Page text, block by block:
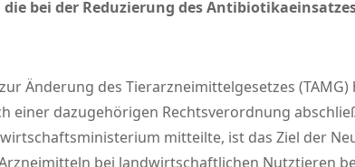
die bei der Reduzierung des
Änderung des Tierarzneimittelgesetzes
einer dazugehörigen Rechtsverordnung
mitteilte, ist das Ziel der
bei landwirtschaftlichen Nutztieren